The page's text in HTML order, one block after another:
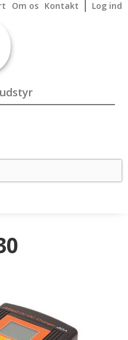
Om os Kontakt Log ind